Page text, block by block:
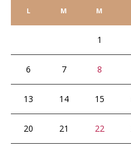
L M M
1
6 7 8
13 14 15
20 21 22